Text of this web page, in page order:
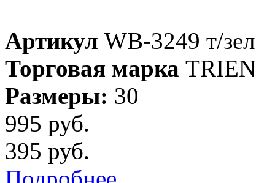
Артикул WB-3249 т/зел
Торговая марка TRIEN
Размеры: 30
995 руб.
395 руб.